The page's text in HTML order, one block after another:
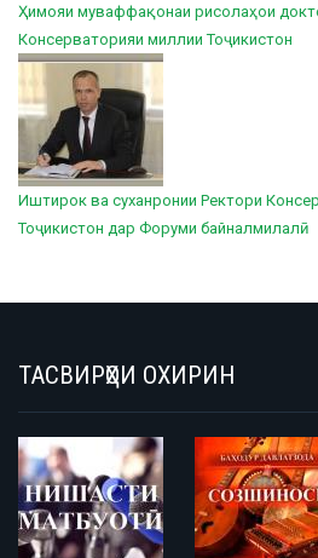
Ҳимояи муваффақонаи рисолаҳои
Консерваторияи миллии Тоҷикистон
Иштирок ва суханронии Ректори
Тоҷикистон дар Форуми байналмилалӣ
ТАСВИРҲОИ ОХИРИН